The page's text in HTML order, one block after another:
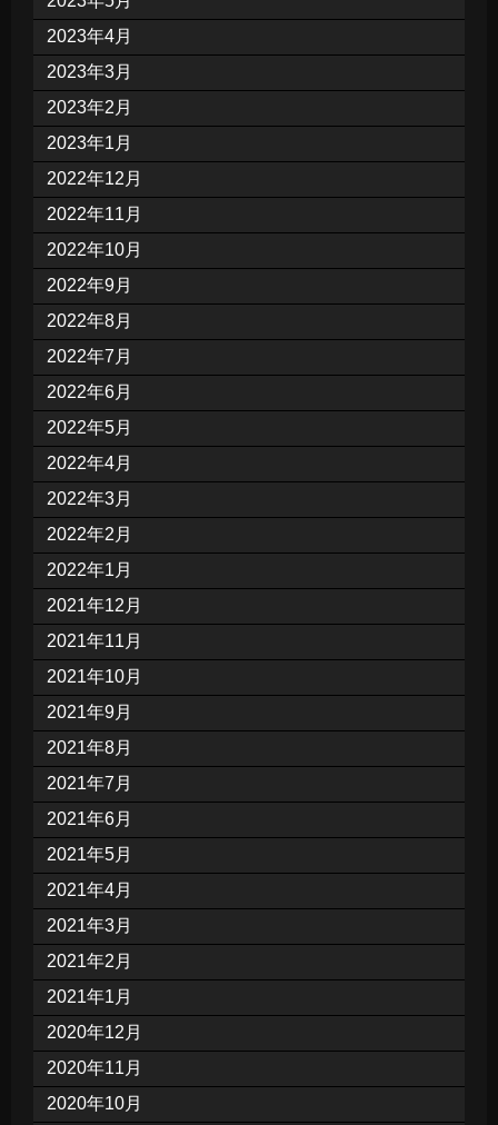
2023年4月
2023年3月
2023年2月
2023年1月
2022年12月
2022年11月
2022年10月
2022年9月
2022年8月
2022年7月
2022年6月
2022年5月
2022年4月
2022年3月
2022年2月
2022年1月
2021年12月
2021年11月
2021年10月
2021年9月
2021年8月
2021年7月
2021年6月
2021年5月
2021年4月
2021年3月
2021年2月
2021年1月
2020年12月
2020年11月
2020年10月